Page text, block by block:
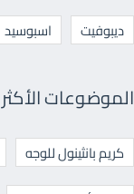
ديبوفيت
اسبوسيد
الموضوعات
كريم بانثينول للوجه